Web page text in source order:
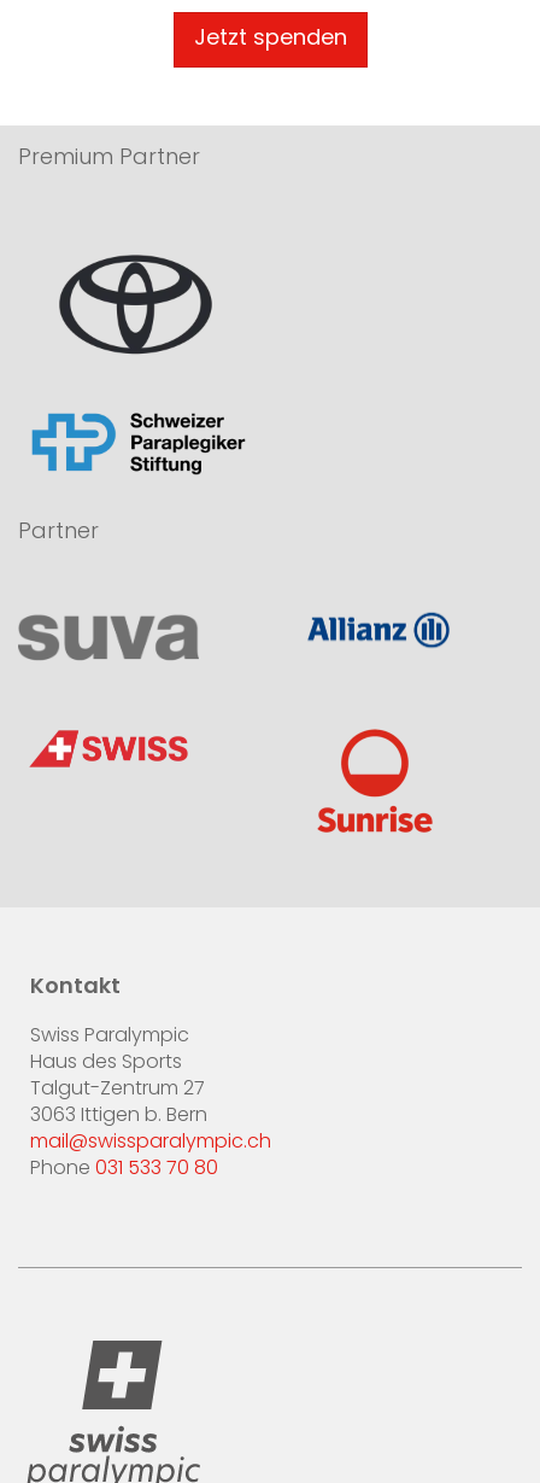
Jetzt spenden
Premium Partner
Partner
Kontakt
Swiss Paralympic
Haus des Sports
Talgut-Zentrum 27
3063 Ittigen b. Bern
mail@swissparalympic.ch
Phone 031 533 70 80